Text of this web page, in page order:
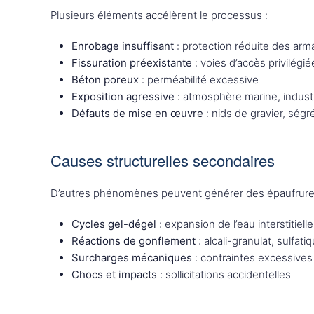
Plusieurs éléments accélèrent le processus :
Enrobage insuffisant : protection réduite des
Fissuration préexistante : voies d’accès
Béton poreux : perméabilité excessive
Exposition agressive : atmosphère marine,
Défauts de mise en œuvre : nids de gravier,
Causes structurelles secondaires
D’autres phénomènes peuvent générer des
Cycles gel-dégel : expansion de l’eau interstitielle
Réactions de gonflement : alcali-granulat,
Surcharges mécaniques : contraintes excessives
Chocs et impacts : sollicitations accidentelles